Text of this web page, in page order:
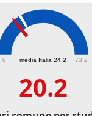
media Italia 24.2
0 73.2
20.2